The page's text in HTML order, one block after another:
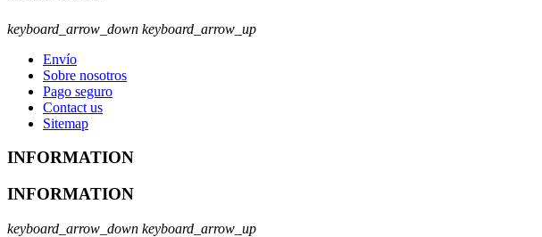
keyboard_arrow_down keyboard_arrow_up
Envío
Sobre nosotros
Pago seguro
Contact us
Sitemap
INFORMATION
INFORMATION
keyboard_arrow_down keyboard_arrow_up